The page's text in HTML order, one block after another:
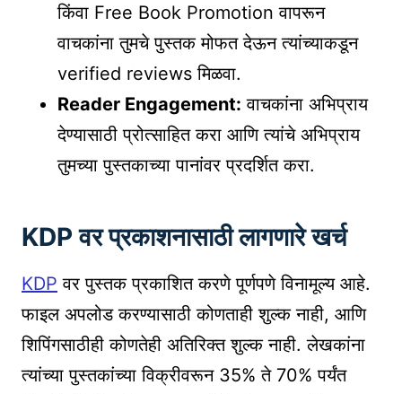
किंवा Free Book Promotion वापरून
वाचकांना तुमचे पुस्तक मोफत देऊन त्यांच्याकडून
verified reviews मिळवा.
Reader Engagement: वाचकांना अभिप्राय
देण्यासाठी प्रोत्साहित करा आणि त्यांचे अभिप्राय
तुमच्या पुस्तकाच्या पानांवर प्रदर्शित करा.
KDP वर प्रकाशनासाठी लागणारे खर्च
KDP वर पुस्तक प्रकाशित करणे पूर्णपणे विनामूल्य आहे.
फाइल अपलोड करण्यासाठी कोणताही शुल्क नाही, आणि
शिपिंगसाठीही कोणतेही अतिरिक्त शुल्क नाही. लेखकांना
त्यांच्या पुस्तकांच्या विक्रीवरून 35% ते 70% पर्यंत